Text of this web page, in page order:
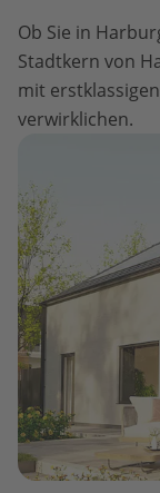
Ob Sie in
Stadtkern von
mit
verwirklichen.